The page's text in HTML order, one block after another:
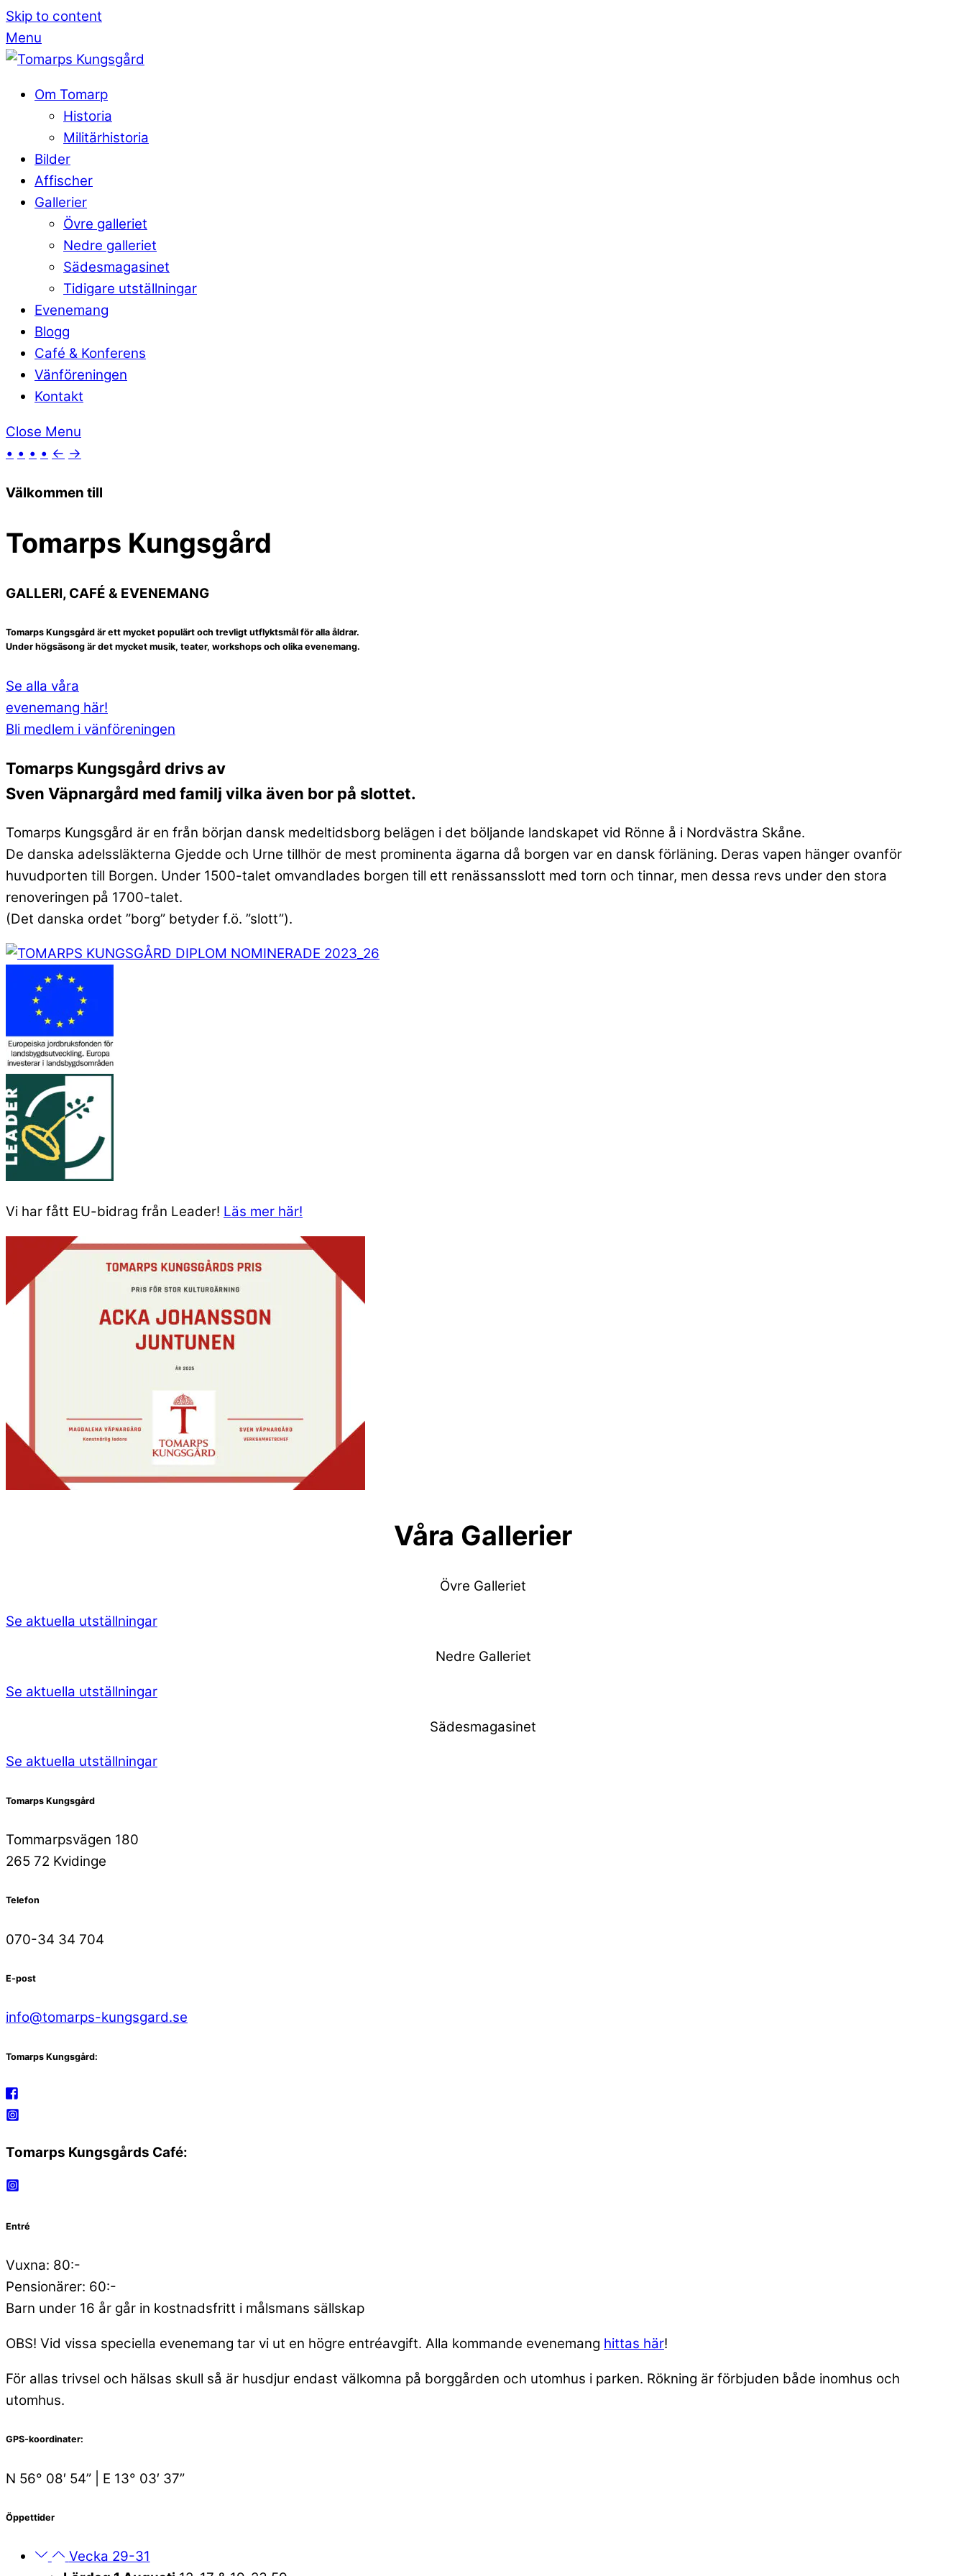
Skip to content
Menu
Om Tomarp
Historia
Militärhistoria
Bilder
Affischer
Gallerier
Övre galleriet
Nedre galleriet
Sädesmagasinet
Tidigare utställningar
Evenemang
Blogg
Café & Konferens
Vänföreningen
Kontakt
Close Menu
• • • • ← →
Välkommen till
Tomarps Kungsgård
GALLERI, CAFÉ & EVENEMANG
Tomarps Kungsgård är ett mycket populärt och trevligt utflyktsmål för alla åldrar.
Under högsäsong är det mycket musik, teater, workshops och olika evenemang.
Se alla våra
evenemang här!
Bli medlem i vänföreningen
Tomarps Kungsgård drivs av
Sven Väpnargård med familj vilka även bor på slottet.
Tomarps Kungsgård är en från början dansk medeltidsborg belägen i det böljande landskapet vid Rönne å i Nordvästra Skåne.
De danska adelssläkterna Gjedde och Urne tillhör de mest prominenta ägarna då borgen var en dansk förläning. Deras vapen hänger ovanför
huvudporten till Borgen. Under 1500-talet omvandlades borgen till ett renässansslott med torn och tinnar, men dessa revs under den stora
renoveringen på 1700-talet.
(Det danska ordet ”borg” betyder f.ö. ”slott”).
Vi har fått EU-bidrag från Leader! Läs mer här!
Våra Gallerier
Övre Galleriet
Se aktuella utställningar
Nedre Galleriet
Se aktuella utställningar
Sädesmagasinet
Se aktuella utställningar
Tomarps Kungsgård
Tommarpsvägen 180
265 72 Kvidinge
Telefon
070-34 34 704
E-post
info@tomarps-kungsgard.se
Tomarps Kungsgård:
Tomarps Kungsgårds Café:
Entré
Vuxna: 80:-
Pensionärer: 60:-
Barn under 16 år går in kostnadsfritt i målsmans sällskap
OBS! Vid vissa speciella evenemang tar vi ut en högre entréavgift. Alla kommande evenemang hittas här!
För allas trivsel och hälsas skull så är husdjur endast välkomna på borggården och utomhus i parken. Rökning är förbjuden både inomhus och
utomhus.
GPS-koordinater:
N 56° 08′ 54” | E 13° 03′ 37”
Öppettider
Vecka 29-31